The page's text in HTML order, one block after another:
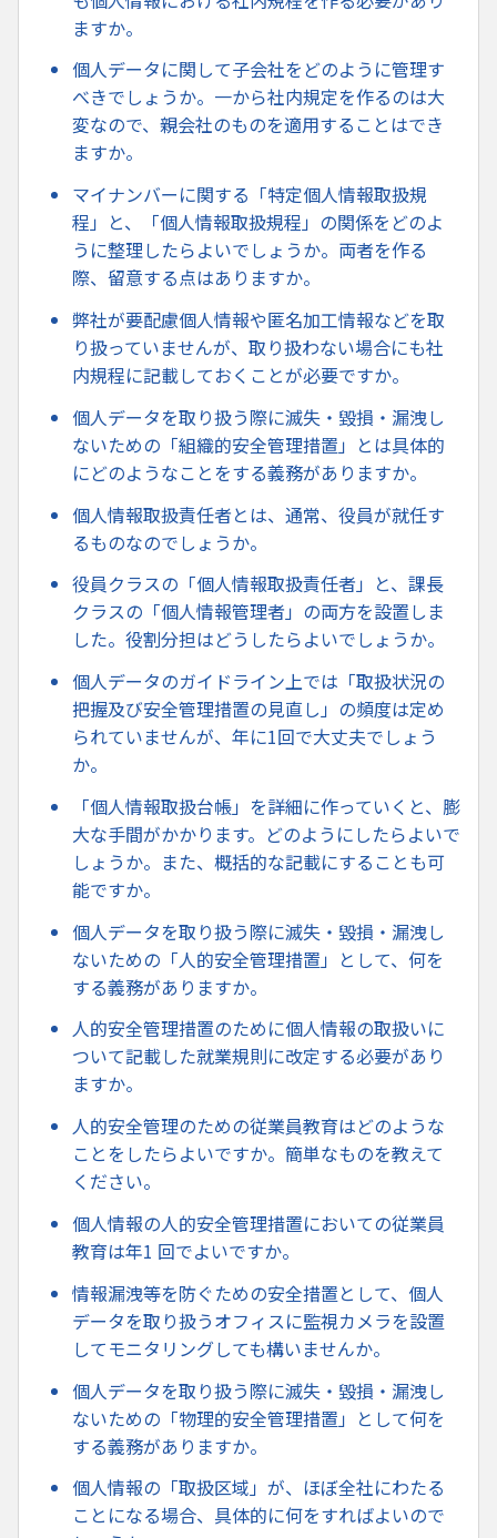
ますか。
個人データに関して子会社をどのように管理す
べきでしょうか。一から社内規定を作るのは大
変なので、親会社のものを適用することはでき
ますか。
マイナンバーに関する「特定個人情報取扱規
程」と、「個人情報取扱規程」の関係をどのよ
うに整理したらよいでしょうか。両者を作る
際、留意する点はありますか。
弊社が要配慮個人情報や匿名加工情報などを取
り扱っていませんが、取り扱わない場合にも社
内規程に記載しておくことが必要ですか。
個人データを取り扱う際に滅失・毀損・漏洩し
ないための「組織的安全管理措置」とは具体的
にどのようなことをする義務がありますか。
個人情報取扱責任者とは、通常、役員が就任す
るものなのでしょうか。
役員クラスの「個人情報取扱責任者」と、課長
クラスの「個人情報管理者」の両方を設置しま
した。役割分担はどうしたらよいでしょうか。
個人データのガイドライン上では「取扱状況の
把握及び安全管理措置の見直し」の頻度は定め
られていませんが、年に1回で大丈夫でしょう
か。
「個人情報取扱台帳」を詳細に作っていくと、膨
大な手間がかかります。どのようにしたらよいで
しょうか。また、概括的な記載にすることも可
能ですか。
個人データを取り扱う際に滅失・毀損・漏洩し
ないための「人的安全管理措置」として、何を
する義務がありますか。
人的安全管理措置のために個人情報の取扱いに
ついて記載した就業規則に改定する必要があり
ますか。
人的安全管理のための従業員教育はどのような
ことをしたらよいですか。簡単なものを教えて
ください。
個人情報の人的安全管理措置においての従業員
教育は年1 回でよいですか。
情報漏洩等を防ぐための安全措置として、個人
データを取り扱うオフィスに監視カメラを設置
してモニタリングしても構いませんか。
個人データを取り扱う際に滅失・毀損・漏洩し
ないための「物理的安全管理措置」として何を
する義務がありますか。
個人情報の「取扱区域」が、ほぼ全社にわたる
ことになる場合、具体的に何をすればよいので